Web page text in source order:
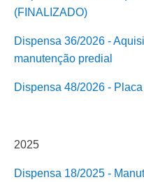
(FINALIZADO)
Dispensa 36/2026 -
manutenção predial
Dispensa 48/2026 -
2025
Dispensa 18/2025 -